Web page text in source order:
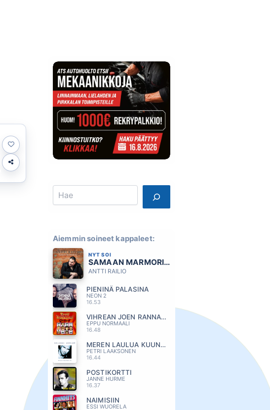
Search
Aiemmin soineet kappaleet:
NYT SOI
SAMAAN MARMORIIN
ANTTI RAILIO
PIENINÄ PALASINA
NEON 2
16.53
VIHREAN JOEN RANNALLA
EPPU NORMAALI
16.48
MEREN LAULUA KUUNTELEN
PETRI LAAKSONEN
16.44
POSTIKORTTI
JANNE HURME
16.37
NAIMISIIN
ESSI WUORELA